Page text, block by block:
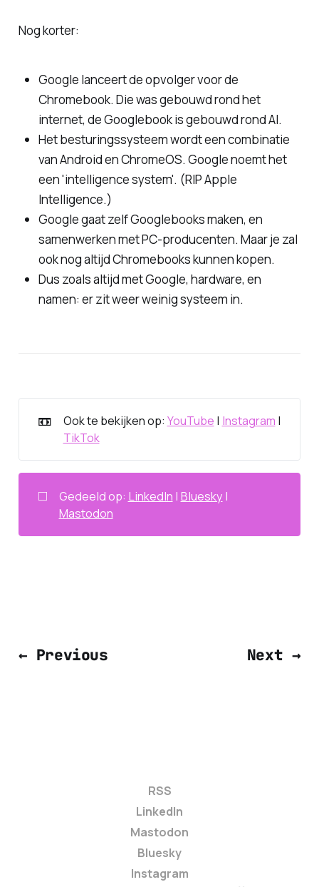
Nog korter:
Google lanceert de opvolger voor de
Chromebook. Die was gebouwd rond het
internet, de Googlebook is gebouwd rond AI.
Het besturingssysteem wordt een combinatie
van Android en ChromeOS. Google noemt het
een 'intelligence system'. (RIP Apple
Intelligence.)
Google gaat zelf Googlebooks maken, en
samenwerken met PC-producenten. Maar je zal
ook nog altijd Chromebooks kunnen kopen.
Dus zoals altijd met Google, hardware, en
namen: er zit weer weinig systeem in.
📼 Ook te bekijken op: YouTube | Instagram |
TikTok
◻️ Gedeeld op: LinkedIn | Bluesky |
Mastodon
← Previous Next →
RSS
LinkedIn
Mastodon
Bluesky
Instagram